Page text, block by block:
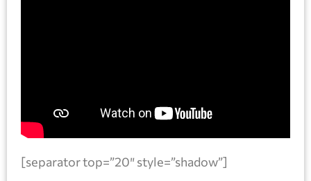
[separator top=”20″ style=”shadow”]